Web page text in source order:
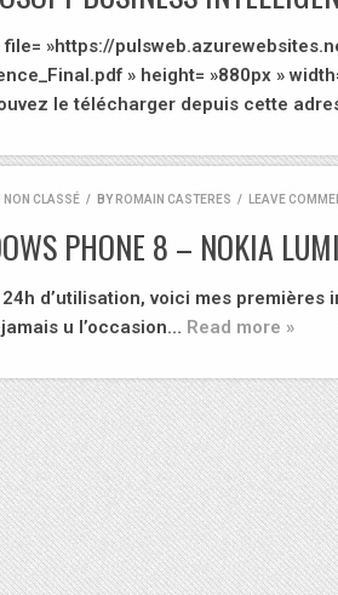
file= »https://
» height= »880px »
le télécharger depuis cette
NON CLASSÉ / BY ROMAIN CASTERES / LEAVE
PHONE 8 – NOKIA
d’utilisation, voici mes
jamais u l’occasion… Read more »